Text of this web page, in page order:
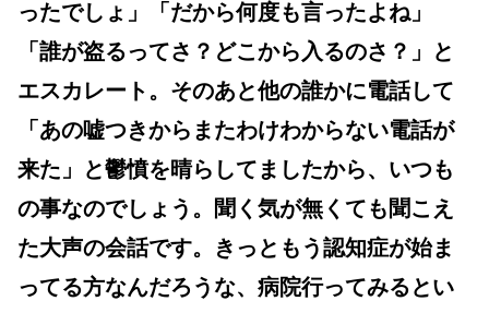
ったでしょ」「だから何度も言ったよね」
「誰が盗るってさ？どこから入るのさ？」と
エスカレート。そのあと他の誰かに電話して
「あの嘘つきからまたわけわからない電話が
来た」と鬱憤を晴らしてましたから、いつも
の事なのでしょう。聞く気が無くても聞こえ
た大声の会話です。きっともう認知症が始ま
ってる方なんだろうな、病院行ってみるとい